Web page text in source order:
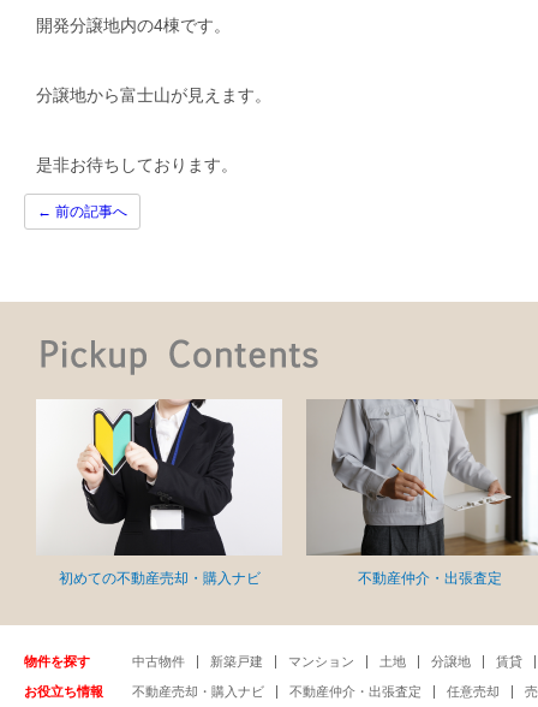
開発分譲地内の4棟です。
分譲地から富士山が見えます。
是非お待ちしております。
← 前の記事へ
初めての不動産売却・購入ナビ 不動産仲介・出張査定
物件を探す 中古物件 新築戸建 マンション 土地 分譲地 賃貸
お役立ち情報 不動産売却・購入ナビ 不動産仲介・出張査定 任意売却